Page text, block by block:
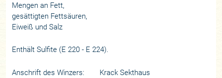
Mengen an Fett,
gesättigten Fettsäuren,
Eiweiß und Salz
Enthält Sulfite (E 220 - E 224).
Anschrift des Winzers:
Krack Sekthaus